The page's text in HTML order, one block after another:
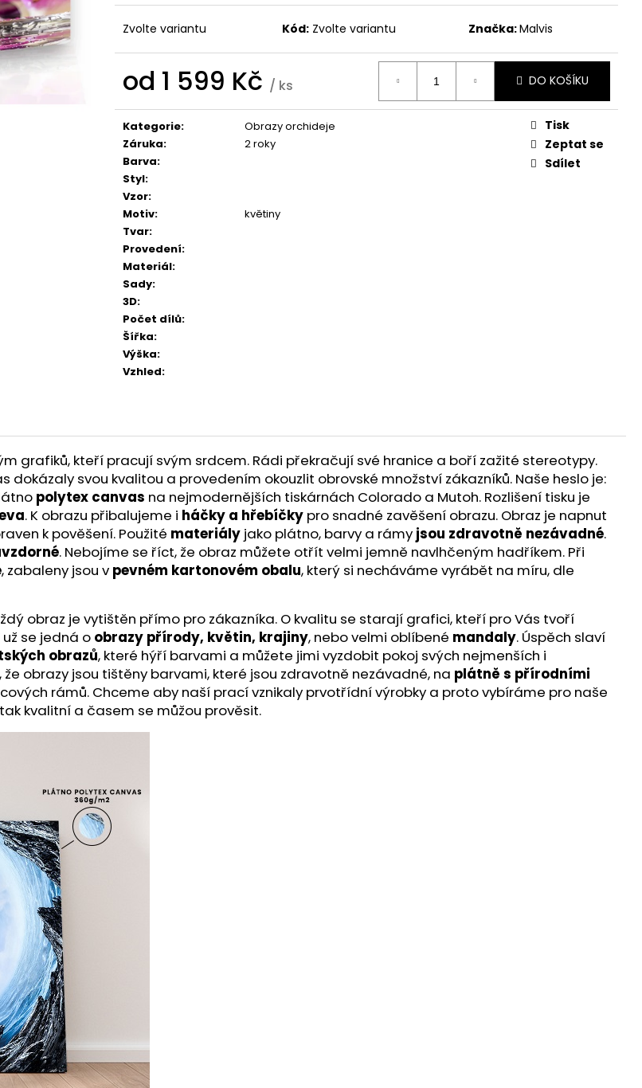
Zvolte variantu Kód: Zvolte variantu Značka:Malvis
od 1 599 Kč / ks
cena:
DO KOŠÍKU
Kategorie:
Obrazy orchideje
Záruka:
2 roky
Barva:
Styl:
Vzor:
Motiv:
květiny
Tvar:
Provedení:
Materiál:
Sady:
3D:
Počet dílů:
Šířka:
Výška:
Vzhled:
Tisk
Zeptat se
Sdílet
grafiků, kteří pracují svým srdcem. Rádi překračují své hranice a boří zažité stereotypy.
dokázaly svou kvalitou a provedením okouzlit obrovské množství zákazníků. Naše heslo je:
polytex canvas na nejmodernějších tiskárnách Colorado a Mutoh. Rozlišení tisku je
. K obrazu přibalujeme i háčky a hřebíčky pro snadné zavěšení obrazu. Obraz je napnut
k pověšení. Použité materiály jako plátno, barvy a rámy jsou zdravotně nezávadné.
. Nebojíme se říct, že obraz můžete otřít velmi jemně navlhčeným hadříkem. Při
, zabaleny jsou v pevném kartonovém obalu, který si necháváme vyrábět na míru, dle
obraz je vytištěn přímo pro zákazníka. O kvalitu se starají grafici, kteří pro Vás tvoří
se jedná o obrazy přírody, květin, krajiny, nebo velmi oblíbené mandaly. Úspěch slaví
obrazů, které hýří barvami a můžete jimi vyzdobit pokoj svých nejmenších i
obrazy jsou tištěny barvami, které jsou zdravotně nezávadné, na plátně s přírodními
rámů. Chceme aby naší prací vznikaly prvotřídní výrobky a proto vybíráme pro naše
kvalitní a časem se můžou prověsit.
1 599 Kč